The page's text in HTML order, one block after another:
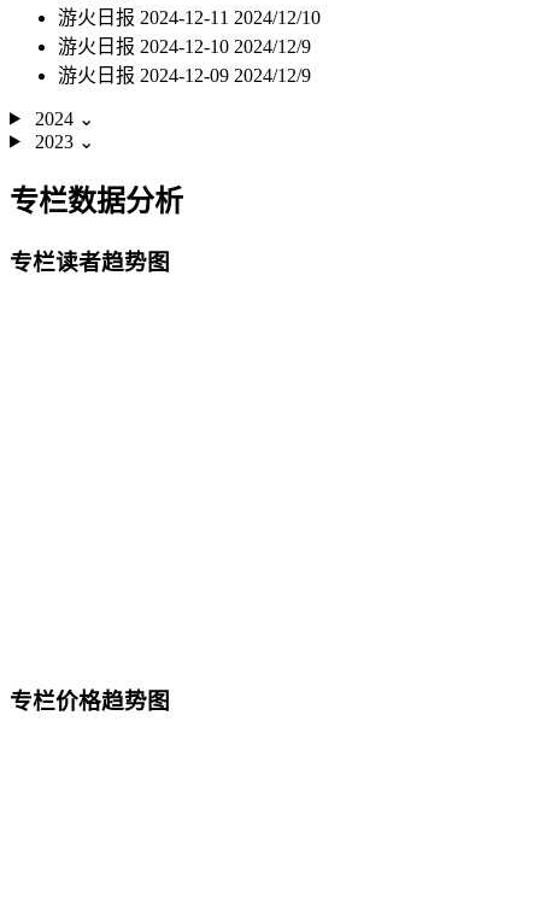
游火日报 2024-12-11 2024/12/10
游火日报 2024-12-10 2024/12/9
游火日报 2024-12-09 2024/12/9
2024 ⌄
2023 ⌄
专栏数据分析
专栏读者趋势图
专栏价格趋势图